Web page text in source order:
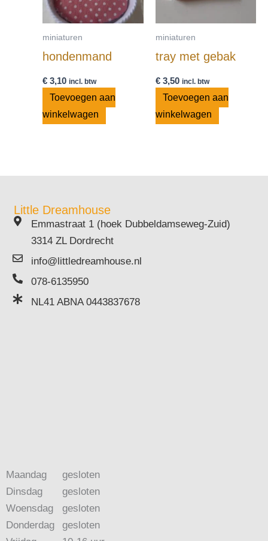
miniaturen
hondenmand
€ 3,10 incl. btw
Toevoegen aan
winkelwagen
miniaturen
tray met gebak
€3,50 incl. btw
Toevoegen aan
winkelwagen
Little Dreamhouse
Emmastraat 1 (hoek Dubbeldamseweg-Zuid)
3314 ZL Dordrecht
info@littledreamhouse.nl
078-6135950
NL41 ABNA 0443837678
Maandag
Dinsdag
Woensdag
Donderdag
gesloten
gesloten
gesloten
gesloten